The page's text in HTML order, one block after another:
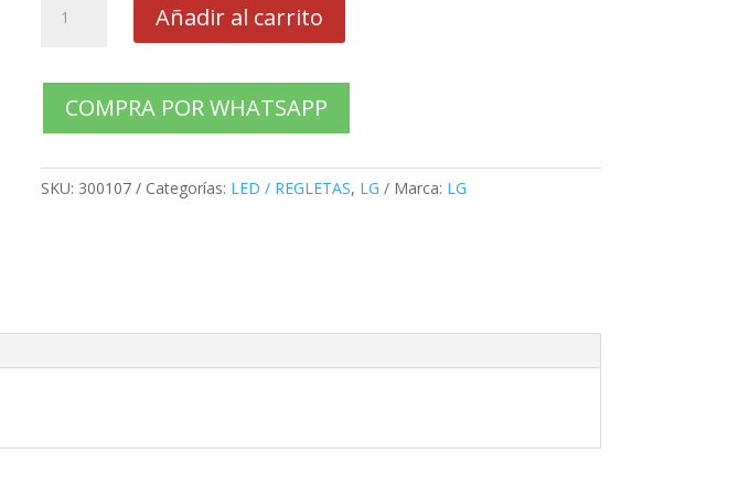
1L+R1
Añadir al carrito
COMPRA POR WHATSAPP
SKU: 300107 Categorías: LED / REGLETAS, LG Marca: LG